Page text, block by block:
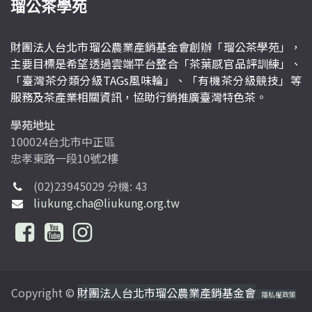
瑠公茶學苑
財團法人台北市瑠公農業產銷基金會創辦「瑠公茶學苑」，
主要目標是希望透過雲端平台整合「茶葉感官品評訓練」、
「臺灣茶分類分級TAGs風味輪」、「有機茶分級競技」等
服務及茶產業相關資訊，協助行銷推廣臺灣特色茶。
學苑地址
100024台北市中正區
忠孝東路一段10號2樓
(02)23945029 分機: 43
liukung.cha@liukung.org.tw
Copyright © 財團法人台北市瑠公農業產銷基金會 隱私權政策